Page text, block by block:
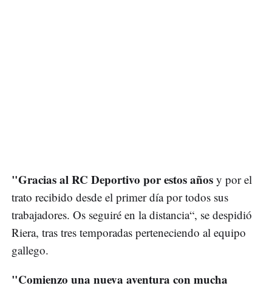
"Gracias al RC Deportivo por estos años y por el
trato recibido desde el primer día por todos sus
trabajadores. Os seguiré en la distancia“, se despidió
Riera, tras tres temporadas perteneciendo al equipo
gallego.
"Comienzo una nueva aventura con mucha